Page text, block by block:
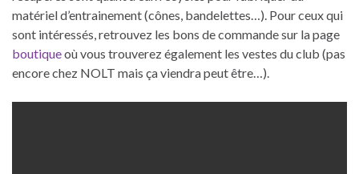
matériel d’entrainement (cônes, bandelettes…). Pour ceux qui
sont intéressés, retrouvez les bons de commande sur la page
boutiqueoù vous trouverez également les vestes du club (pas
encore chez NOLT mais ça viendra peut être…).